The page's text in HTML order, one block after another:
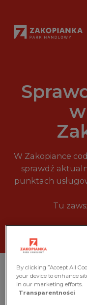
W Zakopiance
sprawdź
punktach
Tu
Marka
By clicking “Accept All
your device to enhance
in our marketing efforts.
Transparentności